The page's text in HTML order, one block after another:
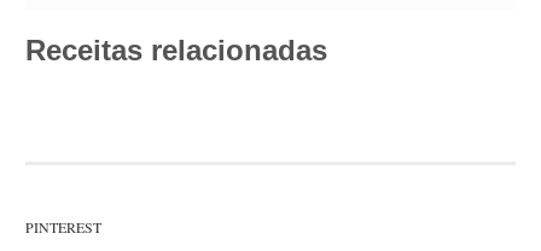
Receitas relacionadas
PINTEREST